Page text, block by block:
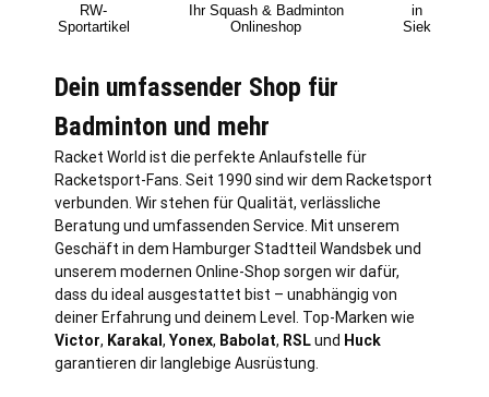
RW-
Sportartikel
Ihr Squash & Badminton
Onlineshop
in
Siek
Dein umfassender Shop für
Badminton und mehr
Racket World ist die perfekte Anlaufstelle für
Racketsport-Fans. Seit 1990 sind wir dem Racketsport
verbunden. Wir stehen für Qualität, verlässliche
Beratung und umfassenden Service. Mit unserem
Geschäft in dem Hamburger Stadtteil Wandsbek und
unserem modernen Online-Shop sorgen wir dafür,
dass du ideal ausgestattet bist – unabhängig von
deiner Erfahrung und deinem Level. Top-Marken wie
Victor, Karakal , Yonex, Babolat, RSLund Huck
garantieren dir langlebige Ausrüstung.